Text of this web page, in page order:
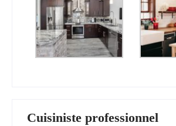
Cuisiniste professionnel